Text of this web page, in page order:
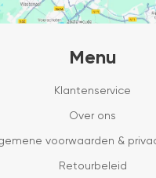
Menu
Klantenservice
Over ons
voorwaarden &
Retourbeleid